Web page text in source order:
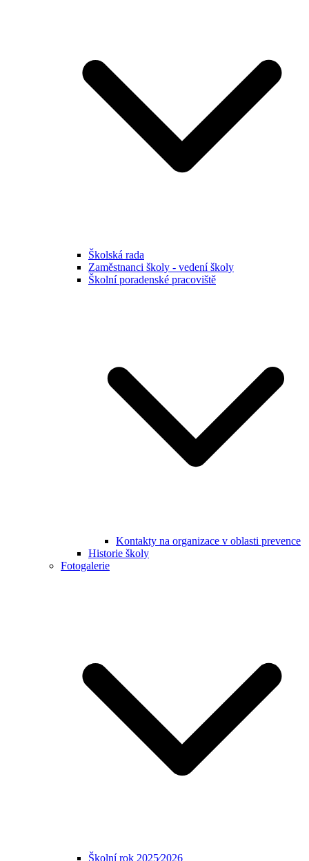
Školská rada
Zaměstnanci školy - vedení školy
Školní poradenské pracoviště
Kontakty na organizace v oblasti prevence
Historie školy
Fotogalerie
Školní rok 2025⁄2026